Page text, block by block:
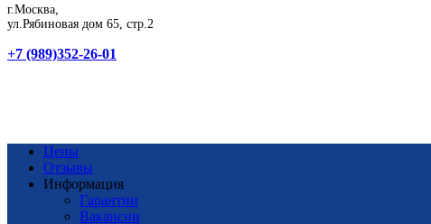
г.Москва,
ул.Рябиновая дом 65, стр.2
+7 (989)352-26-01
Цены
Отзывы
Информация
Гарантии
Вакансии